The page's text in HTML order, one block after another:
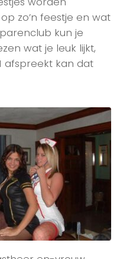
zo’n feestje en wat
kun je
wat je leuk lijkt,
afspreekt kan dat